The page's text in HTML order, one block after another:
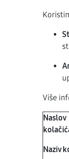
Više
Naslov
Naziv